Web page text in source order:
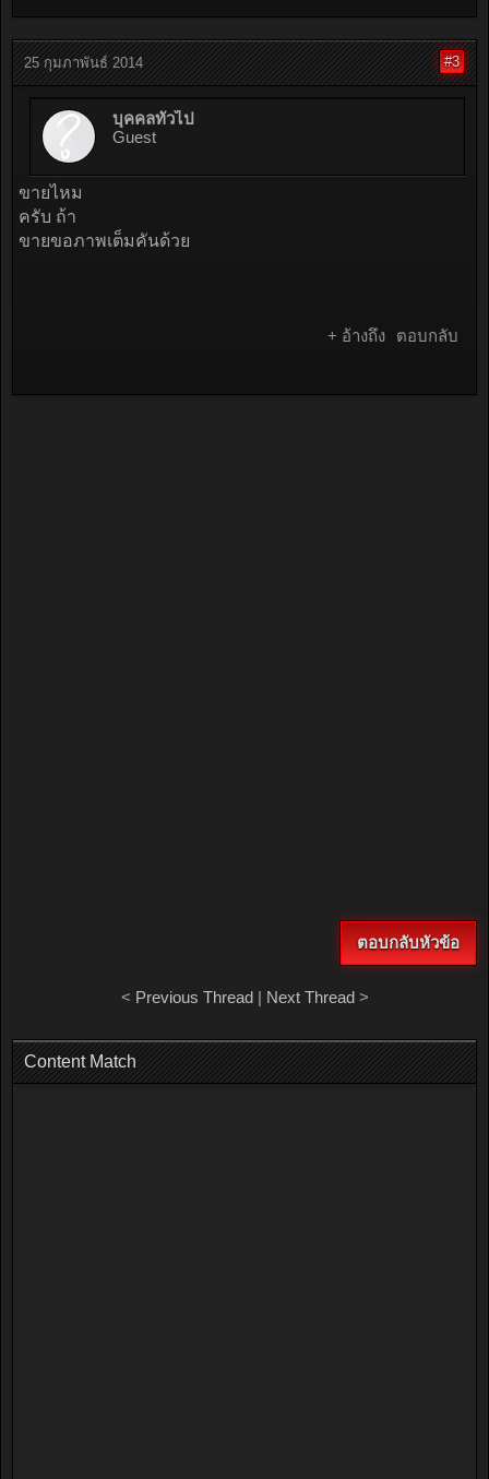
25 กุมภาพันธ์ 2014 #3
บุคคลทั่วไป
Guest
ขายไหม
ครับ ถ้า
ขายขอภาพเต็มคันด้วย
+ อ้างถึง ตอบกลับ
ตอบกลับหัวข้อ
< Previous Thread| Next Thread>
Content Match